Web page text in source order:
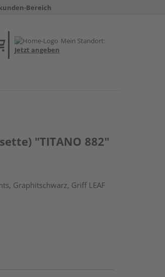
Bereich
Mein Standort:
Jetzt angeben
"TITANO 882"
Graphitschwarz, Griff LEAF